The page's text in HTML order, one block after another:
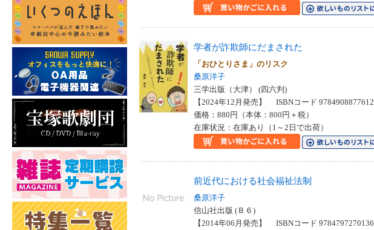
学者が詐欺師にだまされた
「おひとりさま」のリスク
桑原洋子
三学出版（大津） (四六判)
【2024年12月発売】 ISBNコード 9784908877612
価格：880円（本体：800円＋税）
在庫状況：在庫あり（1～2日で出荷）
前近代における社会福祉法制
桑原洋子
信山社出版 (Ｂ６)
【2014年06月発売】 ISBNコード 9784797270136